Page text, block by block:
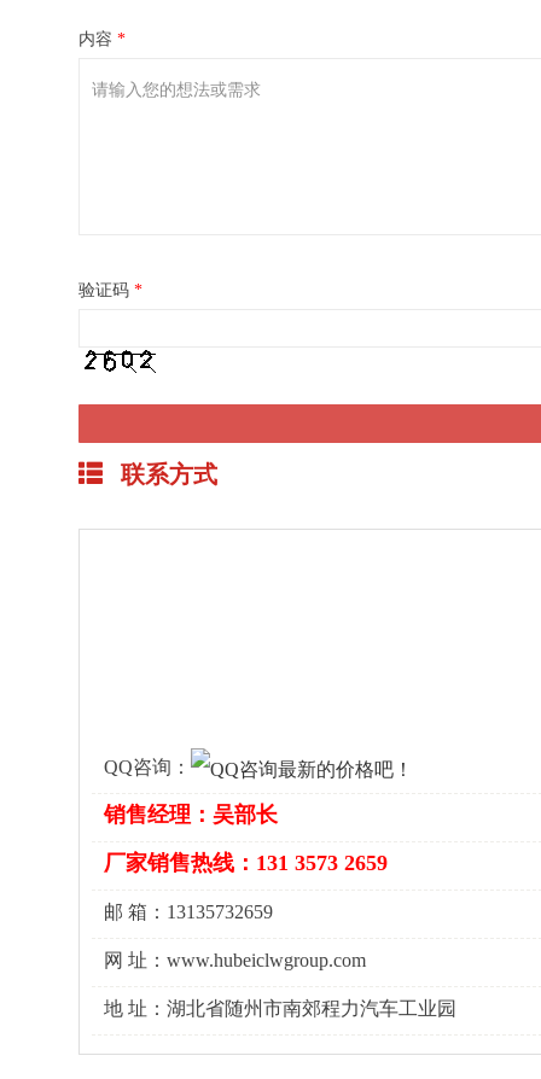
内容 *
验证码 *
联系方式
QQ咨询：
销售经理：吴部长
厂家销售热线：131 3573 2659
邮 箱：13135732659
网 址：www.hubeiclwgroup.com
地 址：湖北省随州市南郊程力汽车工业园